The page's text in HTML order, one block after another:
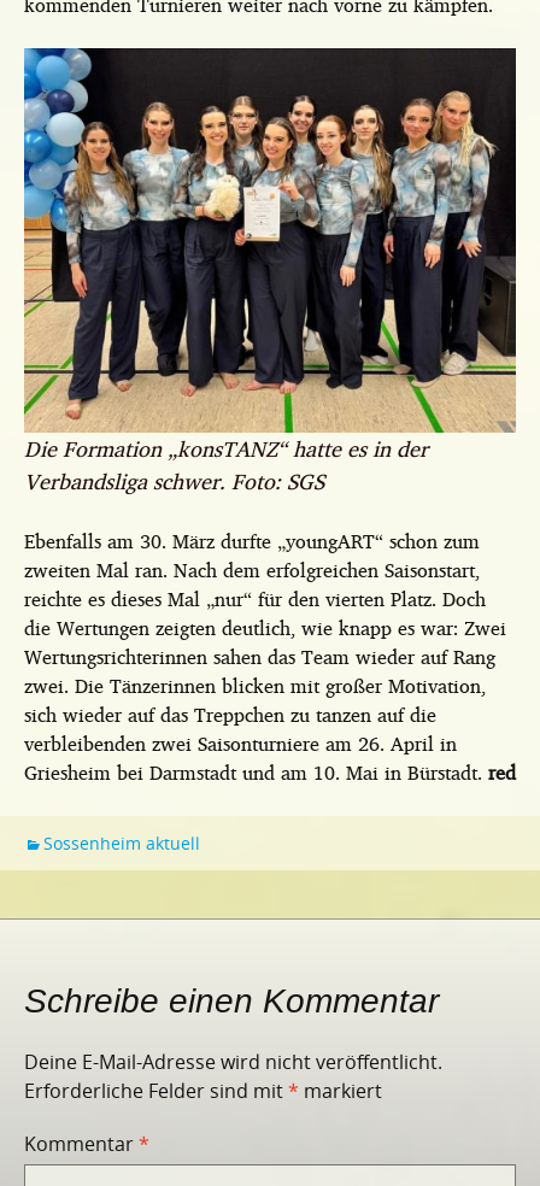
Die Formation „konsTANZ“ hatte es in der
Verbandsliga schwer. Foto: SGS
Ebenfalls am 30. März durfte „youngART“ schon zum
zweiten Mal ran. Nach dem erfolgreichen Saisonstart,
reichte es dieses Mal „nur“ für den vierten Platz. Doch
die Wertungen zeigten deutlich, wie knapp es war: Zwei
Wertungsrichterinnen sahen das Team wieder auf Rang
zwei. Die Tänzerinnen blicken mit großer Motivation,
sich wieder auf das Treppchen zu tanzen auf die
verbleibenden zwei Saisonturniere am 26. April in
Griesheim bei Darmstadt und am 10. Mai in Bürstadt. red
Sossenheim aktuell
Schreibe einen Kommentar
Deine E-Mail-Adresse wird nicht veröffentlicht.
Erforderliche Felder sind mit* markiert
Kommentar*